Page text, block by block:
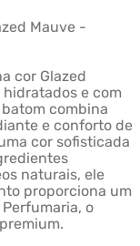
Mauve -
cor Glazed
e com
combina
e conforto de
cor sofisticada
naturais, ele
proporciona um
o